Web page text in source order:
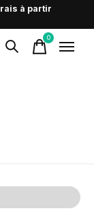
à partir
0items